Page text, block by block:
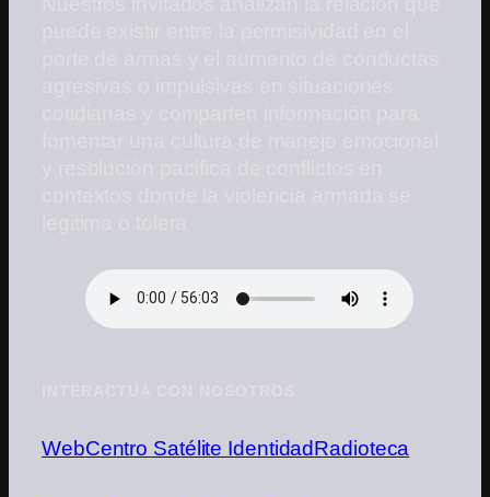
WebCentro Satélite IdentidadRadioteca